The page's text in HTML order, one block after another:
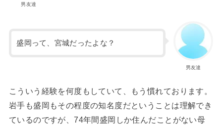
男友達
男友達
盛岡って、宮城だったよな？
こういう経験を何度もしていて、もう慣れております。
岩手も盛岡もその程度の知名度だということは理解でき
ているのですが、74年間盛岡しか住んだことがない母